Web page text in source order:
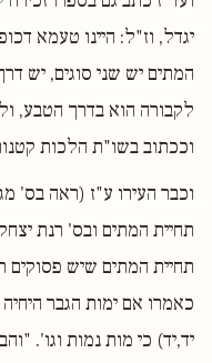
יגדל, וז"ל: היינו טעמא
המתים יש שני סוגים, יש
לקבורה הוא בדרך הטבע,
וככתוב בשו"ת הלכות
וכבר העירו ע"ז (ראה בס'
תחיית המתים ובס' רנת
תחיית המתים שיש פסוקים
כאמרו אם ימות הגבר
יד,יד) כי מות נמות וגו'.